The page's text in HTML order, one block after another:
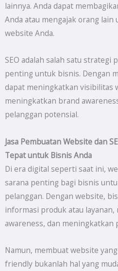
lainnya. Anda dapat
Anda atau mengajak orang
website Anda.
SEO adalah salah satu strategi
penting untuk bisnis. Dengan
dapat meningkatkan visibilitas
meningkatkan brand
pelanggan potensial.
Jasa Pembuatan Website dan
Tepat untuk Bisnis Anda
Di era digital seperti saat ini,
sarana penting bagi bisnis
pelanggan. Dengan website,
informasi produk atau
awareness, dan meningkatkan
Namun, membuat website
friendly bukanlah hal yang